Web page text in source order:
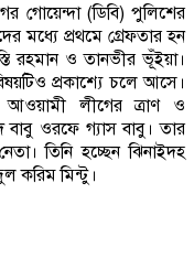
গোয়েন্দা (ডিবি) পুলিশের
মধ্যে প্রথমে গ্রেফতার হন
রহমান ও তানভীর ভূঁইয়া।
প্রকাশ্যে চলে আসে।
লীগের ত্রাণ ও
ওরফে গ্যাস বাবু। তার
তিনি হচ্ছেন ঝিনাইদহ
করিম মিন্টু।